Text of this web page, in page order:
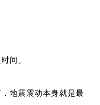
间。
地震震动本身就是最